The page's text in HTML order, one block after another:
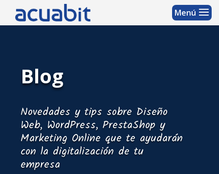
Blog
Novedades y tips sobre Diseño
Web, WordPress, PrestaShop y
Marketing Online que te ayudarán
con la digitalización de tu
empresa